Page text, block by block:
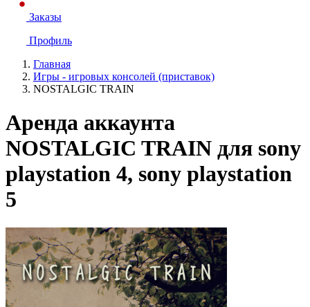
Заказы
Профиль
Главная
Игры - игровых консолей (приставок)
NOSTALGIC TRAIN
Аренда аккаунта
NOSTALGIC TRAIN для sony
playstation 4, sony playstation
5